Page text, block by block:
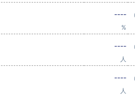
----
%
----
人
----
人